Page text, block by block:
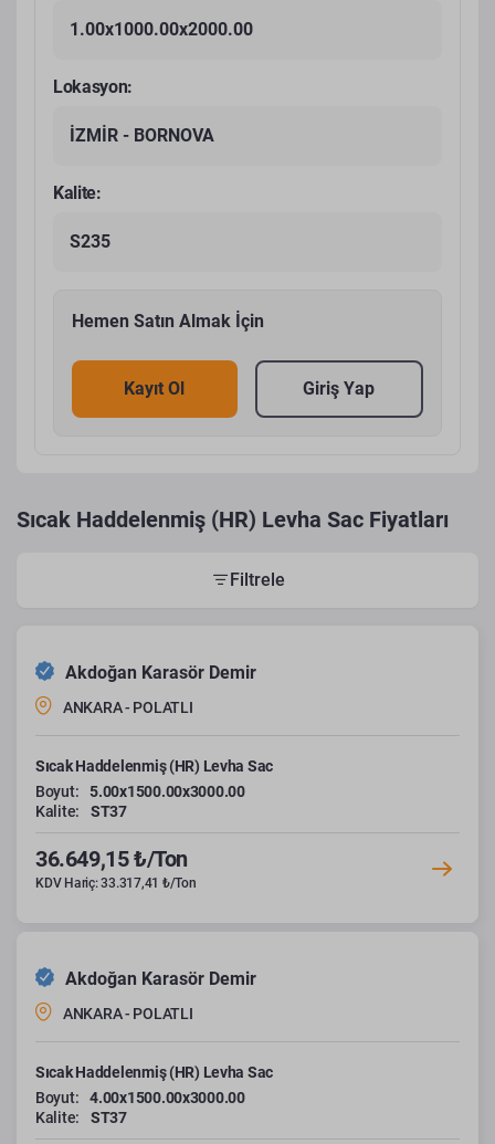
1.00x1000.00x2000.00
Lokasyon:
İZMİR - BORNOVA
Kalite:
S235
Hemen Satın Almak İçin
Kayıt Ol Giriş Yap
Sıcak Haddelenmiş (HR) Levha Sac Fiyatları
Filtrele
Akdoğan Karasör Demir
ANKARA - POLATLI
Sıcak Haddelenmiş (HR) Levha Sac
Boyut:
5.00x1500.00x3000.00
Kalite:
ST37
36.649,15 ₺/Ton
KDV Hariç: 33.317,41 ₺/Ton
Akdoğan Karasör Demir
ANKARA - POLATLI
Sıcak Haddelenmiş (HR) Levha Sac
Boyut:
4.00x1500.00x3000.00
Kalite:
ST37